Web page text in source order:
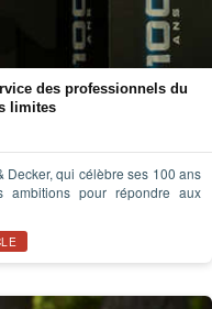
des professionnels du
limites
Decker, qui célèbre ses 100 ans
pour répondre aux